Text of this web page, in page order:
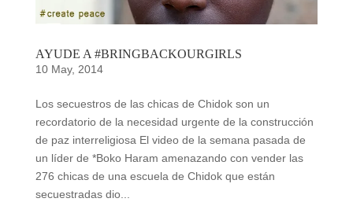
AYUDE A #BRINGBACKOURGIRLS
10 May, 2014
Los secuestros de las chicas de Chidok son un
recordatorio de la necesidad urgente de la construcción
de paz interreligiosa El video de la semana pasada de
un líder de *Boko Haram amenazando con vender las
276 chicas de una escuela de Chidok que están
secuestradas dio...